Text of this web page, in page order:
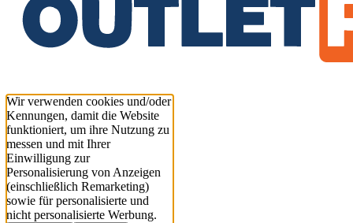
Wir verwenden cookies und/oder
Kennungen, damit die Website
funktioniert, um ihre Nutzung zu
messen und mit Ihrer
Einwilligung zur
Personalisierung von Anzeigen
(einschließlich Remarketing)
sowie für personalisierte und
nicht personalisierte Werbung.